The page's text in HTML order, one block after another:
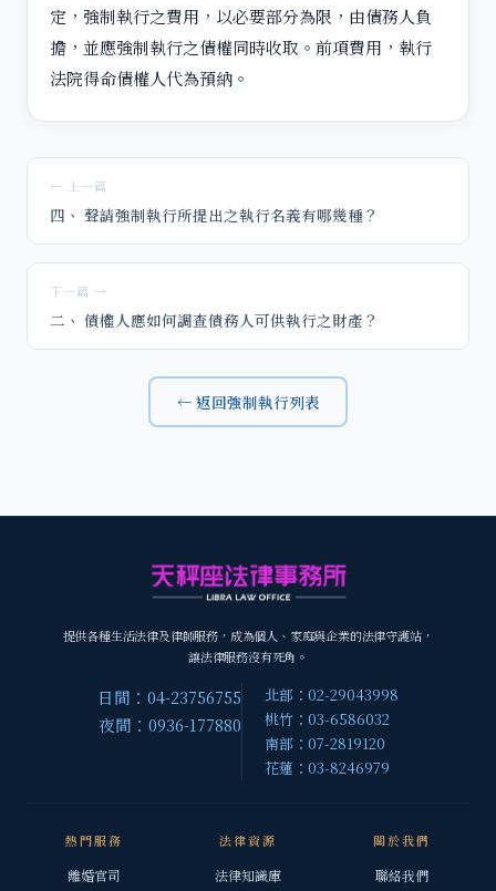
定，強制執行之費用，以必要部分為限，由債務人負
擔，並應強制執行之債權同時收取。前項費用，執行
法院得命債權人代為預納。
← 上一篇
四、 聲請強制執行所提出之執行名義有哪幾種？
下一篇 →
二、 債權人應如何調查債務人可供執行之財產？
← 返回強制執行列表
提供各種生活法律及律師服務，成為個人、家庭與企業的法律守護站，
讓法律服務沒有死角。
日間：04-23756755
夜間：0936-177880
北部：02-29043998
桃竹：03-6586032
南部：07-2819120
花蓮：03-8246979
熱門服務
離婚官司
法律資源
法律知識庫
關於我們
聯絡我們